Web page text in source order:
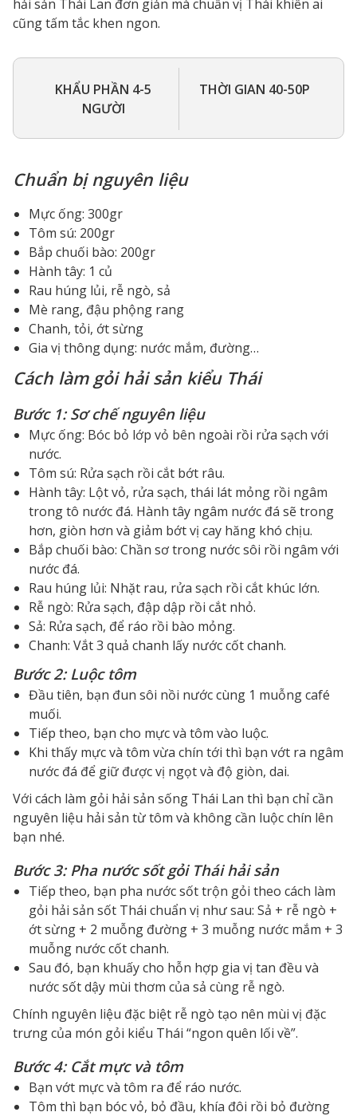
hải sản Thái Lan đơn giản mà chuẩn vị Thái khiến ai
cũng tấm tắc khen ngon.
KHẨU PHẦN 4-5
NGƯỜI
THỜI GIAN 40-50P
Chuẩn bị nguyên liệu
Mực ống: 300gr
Tôm sú: 200gr
Bắp chuối bào: 200gr
Hành tây: 1 củ
Rau húng lủi, rễ ngò, sả
Mè rang, đậu phộng rang
Chanh, tỏi, ớt sừng
Gia vị thông dụng: nước mắm, đường…
Cách làm gỏi hải sản kiểu Thái
Bước 1: Sơ chế nguyên liệu
Mực ống: Bóc bỏ lớp vỏ bên ngoài rồi rửa sạch với
nước.
Tôm sú: Rửa sạch rồi cắt bớt râu.
Hành tây: Lột vỏ, rửa sạch, thái lát mỏng rồi ngâm
trong tô nước đá. Hành tây ngâm nước đá sẽ trong
hơn, giòn hơn và giảm bớt vị cay hăng khó chịu.
Bắp chuối bào: Chần sơ trong nước sôi rồi ngâm với
nước đá.
Rau húng lủi: Nhặt rau, rửa sạch rồi cắt khúc lớn.
Rễ ngò: Rửa sạch, đập dập rồi cắt nhỏ.
Sả: Rửa sạch, để ráo rồi bào mỏng.
Chanh: Vắt 3 quả chanh lấy nước cốt chanh.
Bước 2: Luộc tôm
Đầu tiên, bạn đun sôi nồi nước cùng 1 muỗng café
muối.
Tiếp theo, bạn cho mực và tôm vào luộc.
Khi thấy mực và tôm vừa chín tới thì bạn vớt ra ngâm
nước đá để giữ được vị ngọt và độ giòn, dai.
Với cách làm gỏi hải sản sống Thái Lan thì bạn chỉ cần
nguyên liệu hải sản từ tôm và không cần luộc chín lên
bạn nhé.
Bước 3: Pha nước sốt gỏi Thái hải sản
Tiếp theo, bạn pha nước sốt trộn gỏi theo cách làm
gỏi hải sản sốt Thái chuẩn vị như sau: Sả + rễ ngò +
ớt sừng + 2 muỗng đường + 3 muỗng nước mắm + 3
muỗng nước cốt chanh.
Sau đó, bạn khuấy cho hỗn hợp gia vị tan đều và
nước sốt dậy mùi thơm của sả cùng rễ ngò.
Chính nguyên liệu đặc biệt rễ ngò tạo nên mùi vị đặc
trưng của món gỏi kiểu Thái “ngon quên lối về”.
Bước 4: Cắt mực và tôm
Bạn vớt mực và tôm ra để ráo nước.
Tôm thì bạn bóc vỏ, bỏ đầu, khía đôi rồi bỏ đường